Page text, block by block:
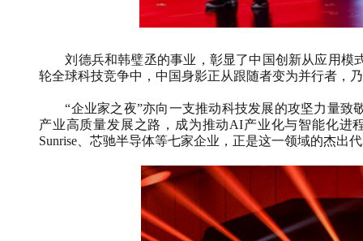
刘德兵和韩璧丞的事业，彰显了中国创新从应用
轮全球科技竞争中，中国身影正从跟随者变为并行者，
“企业家之夜”亦向一支推动科技发展的攻坚力量
产业高质量发展之路，成为推动AI产业化与智能化进
Sunrise、芯驰半导体等七家企业，正是这一领域的杰出